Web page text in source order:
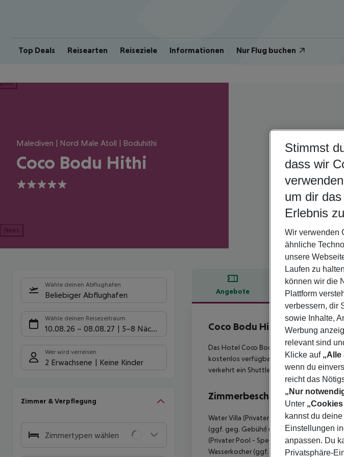
Top Deals Reisearten Reiseziele Informationen Nur Flug buchen
Malediven | Nord Male Atoll | Boduhithi
Coco Bodu Hithi
5
Next
Wähle deinen Abflughafen
Beliebiger Abflughafen
Wähle deinen Reisezeitraum
10.08.26 – 08.08.27 5-8 Nächte
Wer wird verreisen
2 Erwachsene Keine Kinder
Zimmer & Verpflegung
Zimmertypen wählen
Angebote
Coco Bodu Hithi
Das Hotel Coco Bodu Hithi befindet sich
kostenlos verfügbar. Die Stadt Male City
verkehrt ein Shuttle (gegen Gebühr) 24 h
Zimmerbeschreibung
Water Villa (Privater Pool - Speedboot):
(ggf. geg. Gebühr) und Safe (ggf. geg.
(Privater Pool - Speedboot): Water Villa
Wasserkocher (ggf. geg. Gebühr),
Stimmst
dass wir
um dir
Erlebnis
Wir verwenden
ähnliche
unsere
Laufen zu
können wir die
Plattform
verbessern, dir
sowie Inhalte,
Werbung
relevant sind
Klicke auf „Alle
wenn du
reicht das
„Nur
Unter
kannst du
Einstellungen
anpassen. Du
Privatsphäre-